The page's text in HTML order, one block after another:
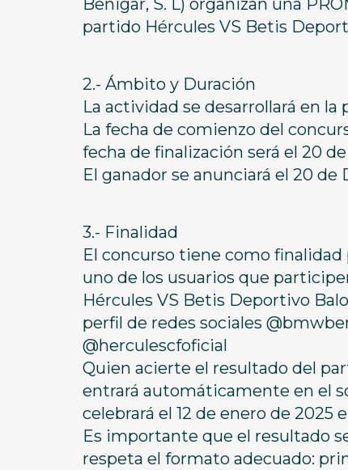
partido Hércules VS Betis
2.- Ámbito y Duración
La actividad se desarrollará en la
La fecha de comienzo del
fecha de finalización será el 20
El ganador se anunciará el 20
3.- Finalidad
El concurso tiene como
uno de los usuarios que
Hércules VS Betis Deportivo
perfil de redes sociales
@herculescfoficial
Quien acierte el resultado del
entrará automáticamente en el
celebrará el 12 de enero de
Es importante que el resultado
respeta el formato adecuado: